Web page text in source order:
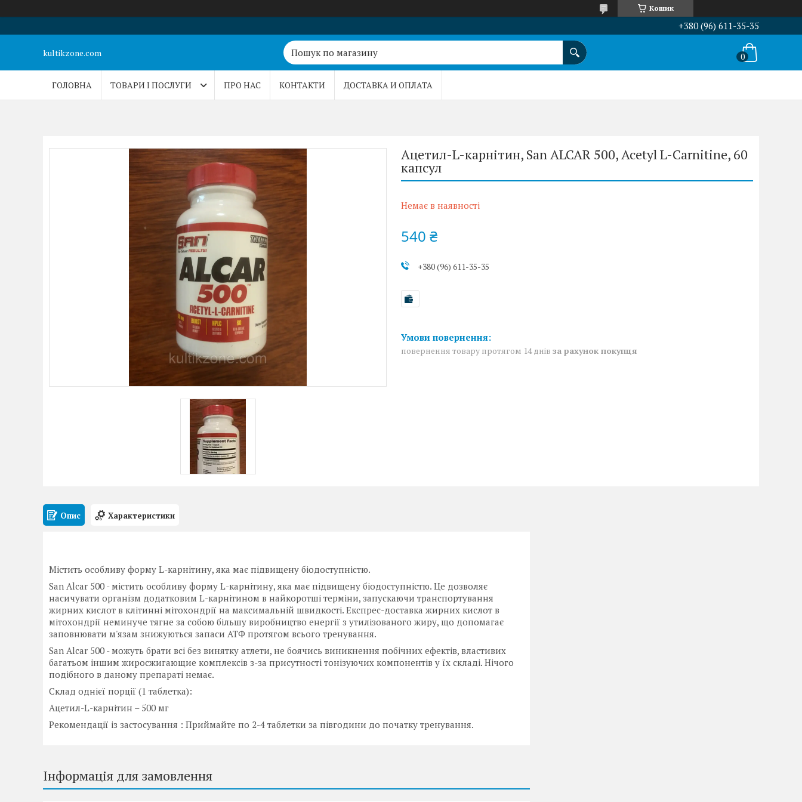
Кошик
+380 (96) 611-35-35
kultikzone.com
ГОЛОВНА ТОВАРИ І ПОСЛУГИ ПРО НАС КОНТАКТИ ДОСТАВКА И ОПЛАТА
Ацетил-L-карнітин, San ALCAR 500, Acetyl L-Carnitine, 60
капсул
Немає в наявності
540 ₴
+380 (96) 611-35-35
повернення товару протягом 14 днів за рахунок покупця
Опис Характеристики
Містить особливу форму L-карнітину, яка має підвищену біодоступністю.
San Alcar 500 - містить особливу форму L-карнітину, яка має підвищену біодоступністю. Це дозволяє
насичувати організм додатковим L-карнітином в найкоротші терміни, запускаючи транспортування
жирних кислот в клітинні мітохондрії на максимальній швидкості. Експрес-доставка жирних кислот в
мітохондрії неминуче тягне за собою більшу виробництво енергії з утилізованого жиру, що допомагає
заповнювати м'язам знижуються запаси АТФ протягом всього тренування.
San Alcar 500 - можуть брати всі без винятку атлети, не боячись виникнення побічних ефектів, властивих
багатьом іншим жиросжигающие комплексів з-за присутності тонізуючих компонентів у їх складі. Нічого
подібного в даному препараті немає.
Склад однієї порції (1 таблетка):
Ацетил-L-карнітин – 500 мг
Рекомендації із застосування : Приймайте по 2-4 таблетки за півгодини до початку тренування.
Інформація для замовлення